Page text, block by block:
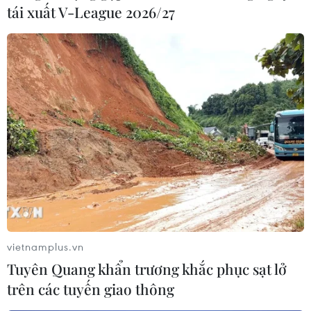
tái xuất V-League 2026/27
vietnamplus.vn
Tuyên Quang khẩn trương khắc phục sạt lở
trên các tuyến giao thông